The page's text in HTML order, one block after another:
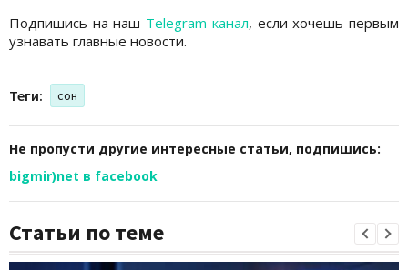
Подпишись на наш Telegram-канал, если хочешь первым
узнавать главные новости.
Теги: сон
Не пропусти другие интересные статьи, подпишись:
bigmir)net в facebook
Статьи по теме